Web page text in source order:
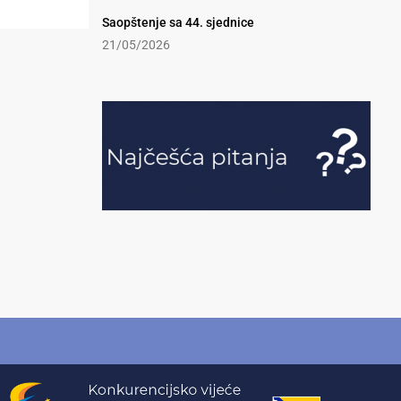
Saopštenje sa 44. sjednice
21/05/2026